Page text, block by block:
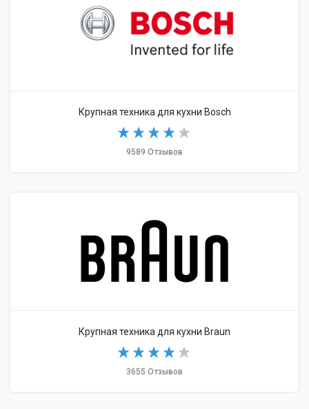
Крупная техника для кухни Bosch
9589 Отзывов
Крупная техника для кухни Braun
3655 Отзывов